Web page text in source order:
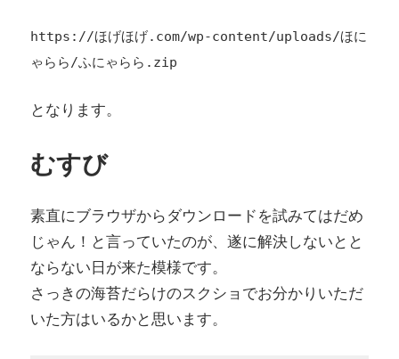
https://ほげほげ.com/wp-content/uploads/ほに
ゃらら/ふにゃらら.zip
となります。
むすび
素直にブラウザからダウンロードを試みてはだめ
じゃん！と言っていたのが、遂に解決しないとと
ならない日が来た模様です。
さっきの海苔だらけのスクショでお分かりいただ
いた方はいるかと思います。